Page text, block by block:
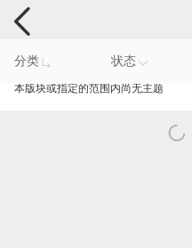
智能产品反馈
分类 状态
本版块或指定的范围内尚无主题